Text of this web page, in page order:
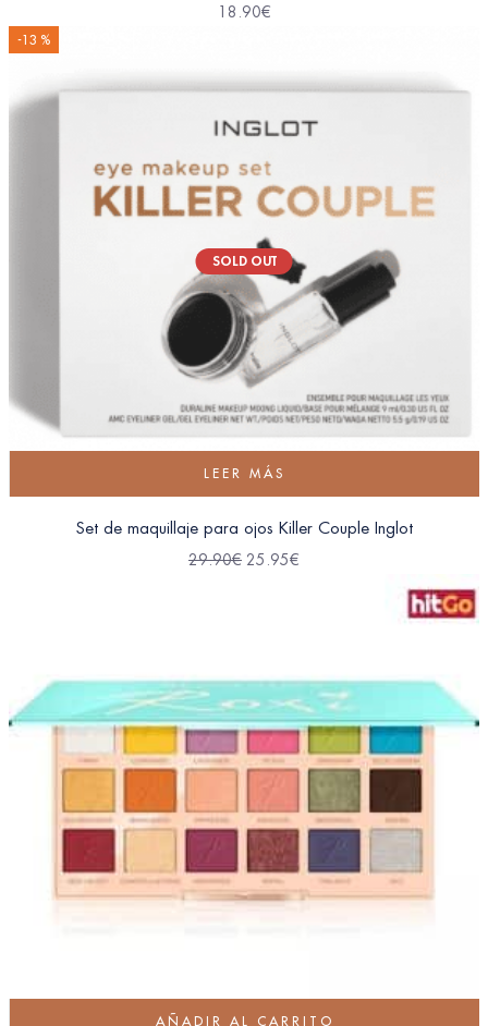
18.90€
SOLD OUT
-13 %
LEER MÁS
Set de maquillaje para ojos Killer Couple Inglot
29.90€ 25.95€
AÑADIR AL CARRITO